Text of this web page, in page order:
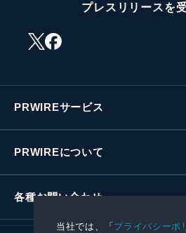
当社では、「プライバシーポ
プレスリリースを
PRWIREサービス
PRWIREについて
各種お問い合わせ